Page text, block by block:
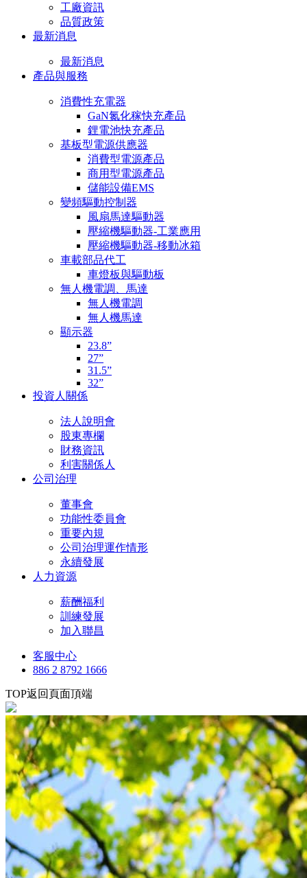
工廠資訊
品質政策
最新消息
最新消息
產品與服務
消費性充電器
GaN氮化稼快充產品
鋰電池快充產品
基板型電源供應器
消費型電源產品
商用型電源產品
儲能設備EMS
變頻驅動控制器
風扇馬達驅動器
壓縮機驅動器-工業應用
壓縮機驅動器-移動冰箱
車載部品代工
車燈板與驅動板
無人機電調、馬達
無人機電調
無人機馬達
顯示器
23.8”
27”
31.5”
32”
投資人關係
法人說明會
股東專欄
財務資訊
利害關係人
公司治理
董事會
功能性委員會
重要內規
公司治理運作情形
永續發展
人力資源
薪酬福利
訓練發展
加入聯昌
客服中心
886 2 8792 1666
TOP返回頁面頂端